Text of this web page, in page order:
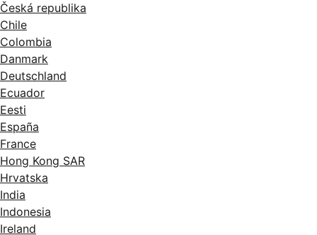
Česká republika
Chile
Colombia
Danmark
Deutschland
Ecuador
Eesti
España
France
Hong Kong SAR
Hrvatska
India
Indonesia
Ireland